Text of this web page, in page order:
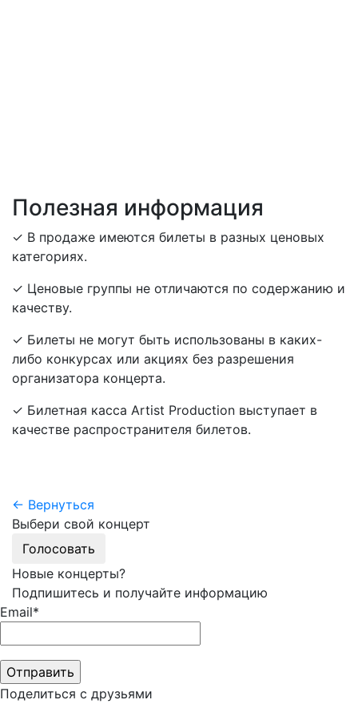
Полезная информация
✓ В продаже имеются билеты в разных ценовых
категориях.
✓ Ценовые группы не отличаются по содержанию и
качеству.
✓ Билеты не могут быть использованы в каких-
либо конкурсах или акциях без разрешения
организатора концерта.
✓ Билетная касса Artist Production выступает в
качестве распространителя билетов.
← Вернуться
Выбери свой концерт
Голосовать
Новые концерты?
Подпишитесь и получайте информацию
Email*
Поделиться с друзьями